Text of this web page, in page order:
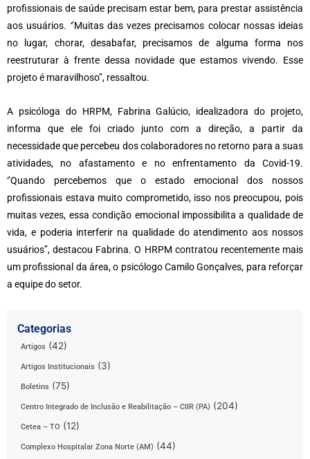
profissionais de saúde precisam estar bem, para prestar assistência
aos usuários. ‘’Muitas das vezes precisamos colocar nossas ideias
no lugar, chorar, desabafar, precisamos de alguma forma nos
reestruturar à frente dessa novidade que estamos vivendo. Esse
projeto é maravilhoso’’, ressaltou.
A psicóloga do HRPM, Fabrina Galúcio, idealizadora do projeto,
informa que ele foi criado junto com a direção, a partir da
necessidade que percebeu dos colaboradores no retorno para a suas
atividades, no afastamento e no enfrentamento da Covid-19.
‘’Quando percebemos que o estado emocional dos nossos
profissionais estava muito comprometido, isso nos preocupou, pois
muitas vezes, essa condição emocional impossibilita a qualidade de
vida, e poderia interferir na qualidade do atendimento aos nossos
usuários’’, destacou Fabrina. O HRPM contratou recentemente mais
um profissional da área, o psicólogo Camilo Gonçalves, para reforçar
a equipe do setor.
Categorias
Artigos (42)
Artigos Institucionais (3)
Boletins (75)
Centro Integrado de Inclusão e Reabilitação – CIIR (PA) (204)
Cetea – TO (12)
Complexo Hospitalar Zona Norte (AM) (44)